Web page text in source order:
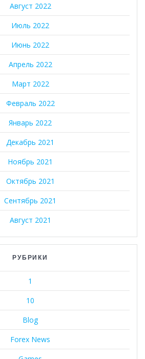
Август 2022
Июль 2022
Июнь 2022
Апрель 2022
Март 2022
Февраль 2022
Январь 2022
Декабрь 2021
Ноябрь 2021
Октябрь 2021
Сентябрь 2021
Август 2021
РУБРИКИ
1
10
Blog
Forex News